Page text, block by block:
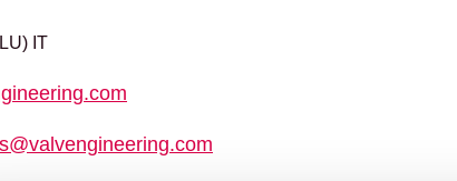
IT